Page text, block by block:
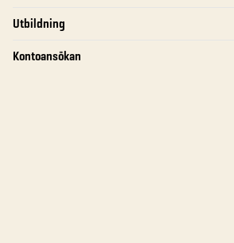
Utbildning
Kontoansökan